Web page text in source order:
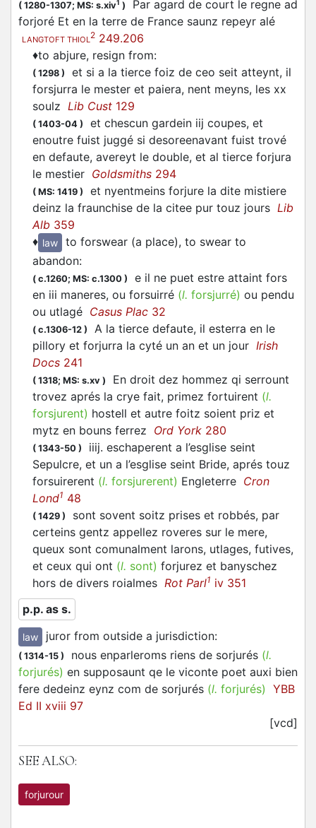
( 1280-1307; MS: s.xiv1 )
Par agard de court le regne ad
forjoré Et en la terre de France saunz repeyr alé
LANGTOFT THIOL2 249.206
♦to abjure, resign from:
( 1298 )
et si a la tierce foiz de ceo seit atteynt, il
forsjurra le mester et paiera, nent meyns, les xx
soulz Lib Cust 129
( 1403-04 )
et chescun gardein iij coupes, et
enoutre fuist juggé si desoreenavant fuist trové
en defaute, avereyt le double, et al tierce forjura
le mestier Goldsmiths 294
( MS: 1419 ) et nyentmeins forjure la dite mistiere
deinz la fraunchise de la citee pur touz jours Lib
Alb 359
♦ law
to forswear (a place), to swear to
abandon:
( c.1260; MS: c.1300 )
e il ne puet estre attaint fors
en iii maneres, ou forsuirré (l. forsjurré) ou pendu
ou utlagé Casus Plac 32
( c.1306-12 )
A la tierce defaute, il esterra en le
pillory et forjurra la cyté un an et un jour Irish
Docs 241
( 1318; MS: s.xv )
En droit dez hommez qi serrount
trovez aprés la crye fait, primez fortuirent (l.
forsjurent) hostell et autre foitz soient priz et
mytz en bouns ferrez Ord York 280
( 1343-50 )
iiij. eschaperent a l’esglise seint
Sepulcre, et un a l’esglise seint Bride, aprés touz
forsuirerent (l. forsjurerent) Engleterre Cron
Lond1 48
( 1429 )
sont sovent soitz prises et robbés, par
certeins gentz appellez roveres sur le mere,
queux sont comunalment larons, utlages, futives,
et ceux qui ont (l. sont) forjurez et banyschez
hors de divers roialmes Rot Parl1 iv 351
p.p. as s.
law juror from outside a jurisdiction:
( 1314-15 ) nous enparleroms riens de sorjurés (l.
forjurés) en supposaunt qe le viconte poet auxi bien
fere dedeinz eynz com de sorjurés (l. forjurés) YBB
Ed II xviii 97
[vcd]
SEE ALSO:
forjurour